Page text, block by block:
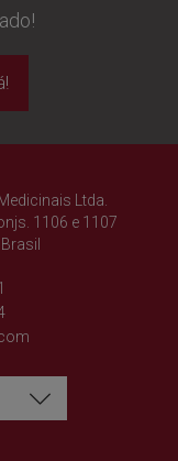
Ltda.
1106 e 1107